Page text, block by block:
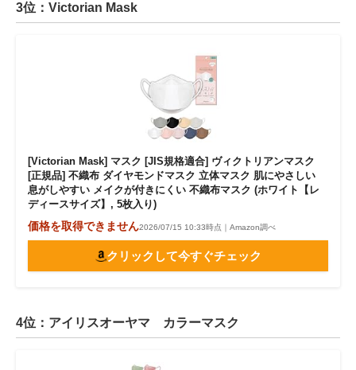
3位：Victorian Mask
[Victorian Mask] マスク [JIS規格適合] ヴィクトリアンマスク
[正規品] 不織布 ダイヤモンドマスク 立体マスク 肌にやさしい
息がしやすい メイクが付きにくい 不織布マスク (ホワイト【レ
ディースサイズ】, 5枚入り)
価格を取得できません2026/07/15 10:33時点｜Amazon調べ
クリックして今すぐチェック
4位：アイリスオーヤマ カラーマスク